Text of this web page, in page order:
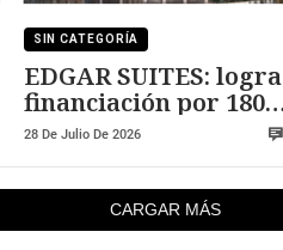
SIN CATEGORÍA
EDGAR SUITES: logra
financiación por 180
M€
28 De Julio De 2026
CARGAR MÁS